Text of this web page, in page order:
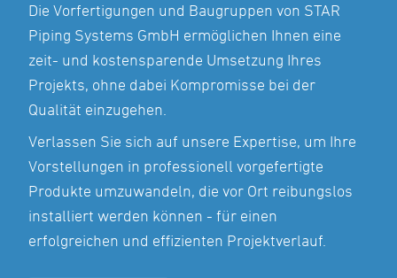
Die Vorfertigungen und Baugruppen von STAR
Piping Systems GmbH ermöglichen Ihnen eine
zeit- und kostensparende Umsetzung Ihres
Projekts, ohne dabei Kompromisse bei der
Qualität einzugehen.
Verlassen Sie sich auf unsere Expertise, um Ihre
Vorstellungen in professionell vorgefertigte
Produkte umzuwandeln, die vor Ort reibungslos
installiert werden können - für einen
erfolgreichen und effizienten Projektverlauf.